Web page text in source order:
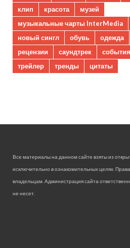
клип
красота
музей
музыкальные чарты InterMedia
новый сингл
обувь одежда
рецензии
саундтрек
трейлер
тренды цитаты
Все материалы на данном сайте взяты из
исключительно в ознакомительных целях.
владельцам. Администрация сайта
не несет.